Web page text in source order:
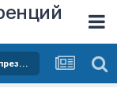
Брендинг территорий в конструировании и репрезентации идентичности: теоретические подходы и современные практики